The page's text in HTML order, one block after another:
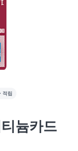
적립
늄카드